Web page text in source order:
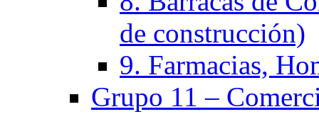
de construcción)
9. Farmacias,
Grupo 11 –